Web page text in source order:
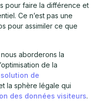
pour faire la différence et
Ce n’est pas une
pour assimiler ce que
aborderons la
de la
solution de
la sphère légale qui
des données visiteurs.